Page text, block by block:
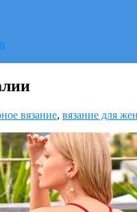
вязание, вязание для